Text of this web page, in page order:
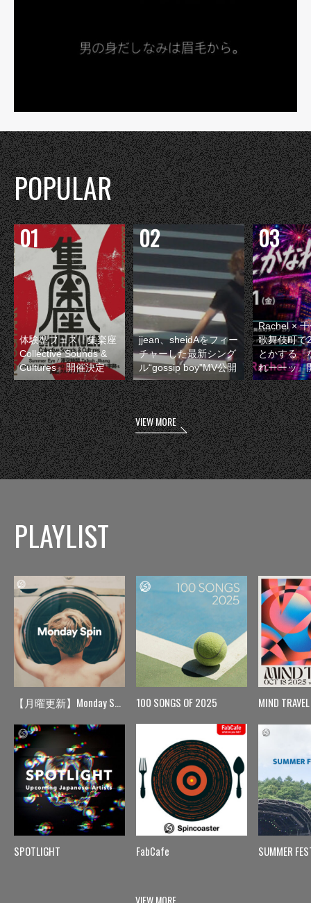
POPULAR
体験型フェス『集楽座
Collective Sounds &
Cultures』開催決定
jjean、sheidAをフィー
チャーした最新シング
ル“gossip boy”MV公開
Rachel ×
歌舞伎町で
とかする『
れーーッ』
VIEW MORE
PLAYLIST
【月曜更新】Monday Spin
SPOTLIGHT
100 SONGS OF 2025
FabCafe
MIND TRAVEL
SUMMER
VIEW MORE